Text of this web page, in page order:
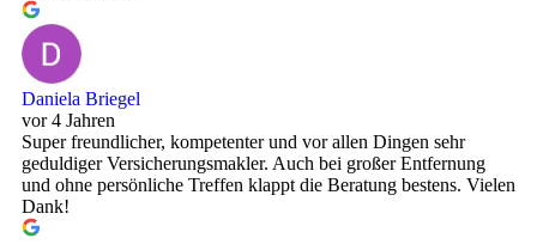
Daniela Briegel
vor 4 Jahren
Super freundlicher, kompetenter und vor allen Dingen sehr
geduldiger Versicherungsmakler. Auch bei großer Entfernung
und ohne persönliche Treffen klappt die Beratung bestens. Vielen
Dank!